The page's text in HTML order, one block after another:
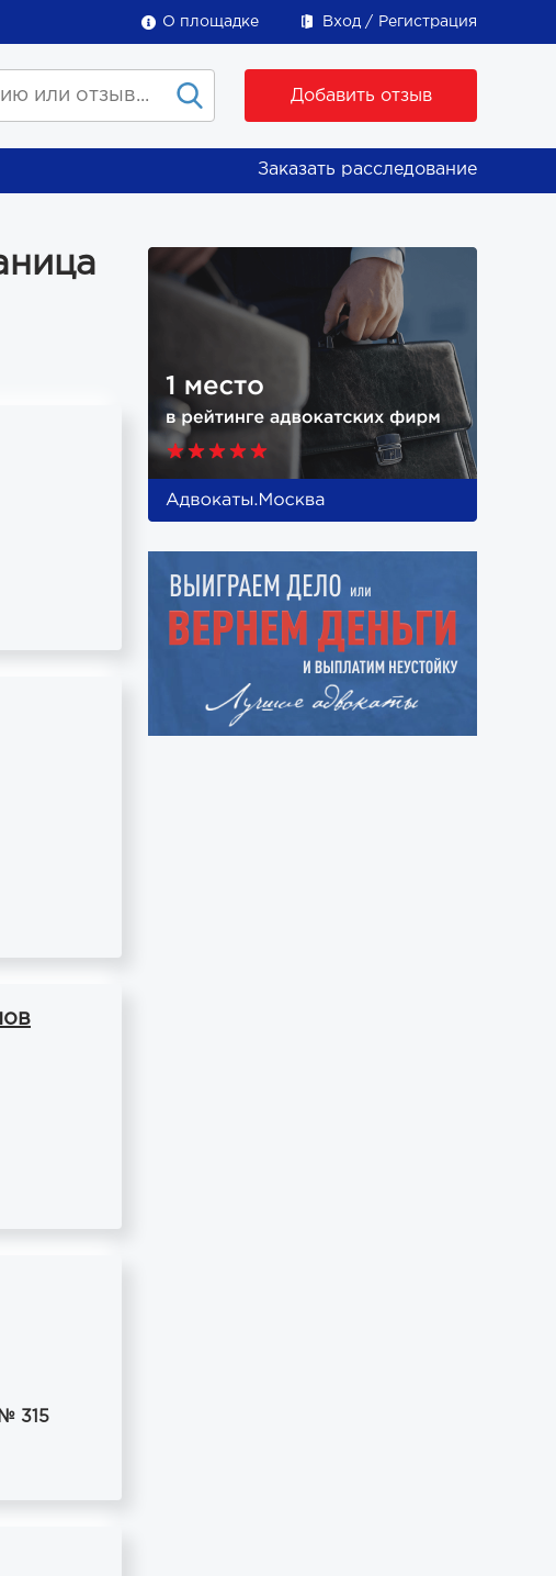
О площадке Вход Регистрация
Добавить отзыв
Заказать расследование
315